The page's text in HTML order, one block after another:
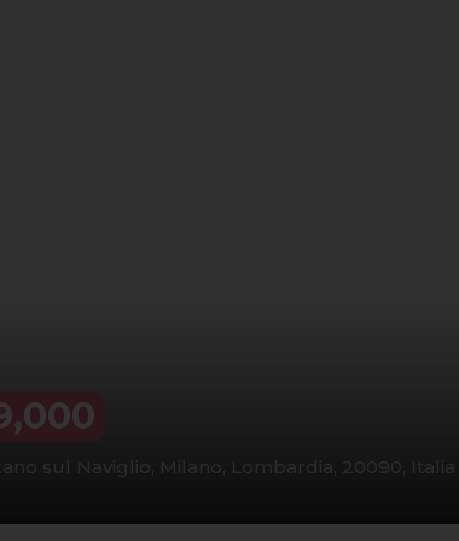
sul Naviglio, Milano, Lombardia, 20090, Italia